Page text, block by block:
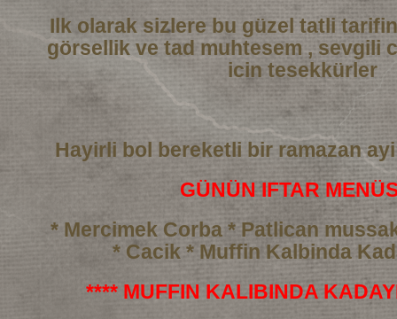
Ilk olarak sizlere bu güzel tatli
görsellik ve tad muhtesem , sevgili
icin tesekkürler
Hayirli bol bereketli bir ramazan
GÜNÜN IFTAR
* Mercimek Corba * Patlican
* Cacik* Muffin Kalbinda
**** MUFFIN KALIBINDA